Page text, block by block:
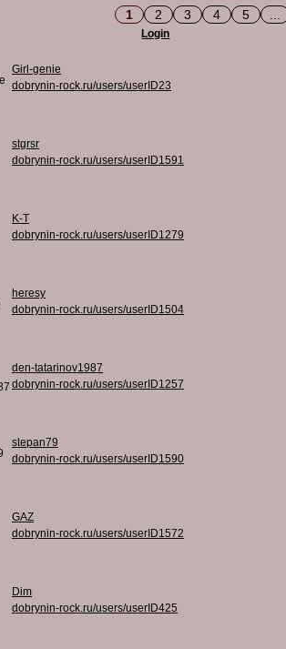
1 2 3 4 5
Login
Girl-genie
dobrynin-rock.ru/users/userID23
stgrsr
dobrynin-rock.ru/users/userID1591
K-T
dobrynin-rock.ru/users/userID1279
heresy
dobrynin-rock.ru/users/userID1504
den-tatarinov1987
dobrynin-rock.ru/users/userID1257
stepan79
dobrynin-rock.ru/users/userID1590
GAZ
dobrynin-rock.ru/users/userID1572
Dim
dobrynin-rock.ru/users/userID425